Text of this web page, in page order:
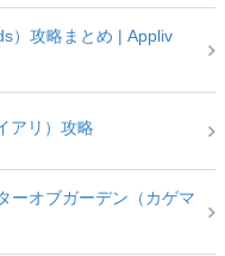
）攻略まとめ | Appliv
アリ）攻略
ーオブガーデン（カゲマ